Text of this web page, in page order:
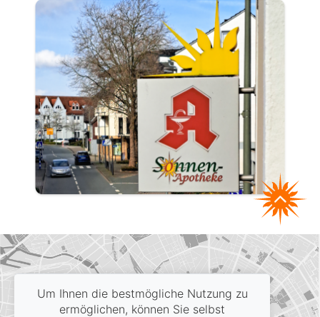
Google Maps aktivieren
Um Ihnen die bestmögliche Nutzung zu
ermöglichen, können Sie selbst